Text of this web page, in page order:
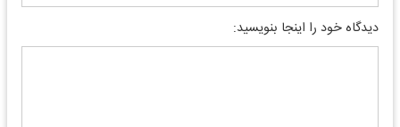
دیدگاه خود را اینجا بنویسید: